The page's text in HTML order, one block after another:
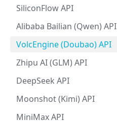
SiliconFlow API
Alibaba Bailian (Qwen) API
VolcEngine (Doubao) API
Zhipu AI (GLM) API
DeepSeek API
Moonshot (Kimi) API
MiniMax API